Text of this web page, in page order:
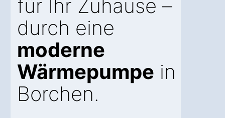
für Ihr Zuhause –
durch eine
moderne
Wärmepumpe in
Borchen.